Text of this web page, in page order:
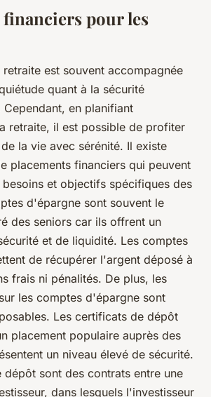
financiers pour les
est souvent accompagnée
quant à la sécurité
en planifiant
retraite, il est possible de profiter
la vie avec sérénité. Il existe
placements financiers qui peuvent
et objectifs spécifiques des
d'épargne sont souvent le
des seniors car ils offrent un
et de liquidité. Les comptes
de récupérer l'argent déposé à
frais ni pénalités. De plus, les
les comptes d'épargne sont
Les certificats de dépôt
placement populaire auprès des
un niveau élevé de sécurité.
dépôt sont des contrats entre une
dans lesquels l'investisseur